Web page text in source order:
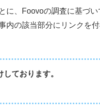
に、Foovoの調査に基づい
内の該当部分にリンクを
ております。